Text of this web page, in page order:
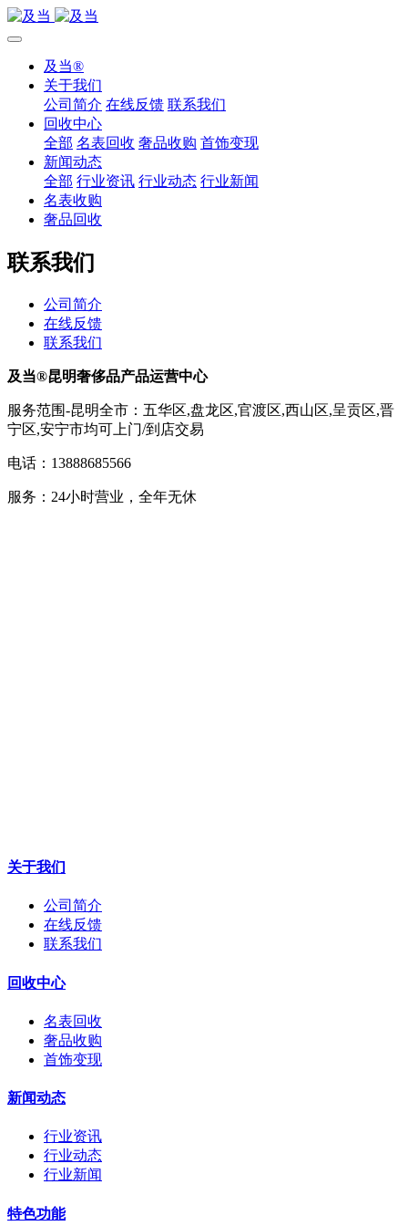
及当®
关于我们
公司简介 在线反馈 联系我们
回收中心
全部 名表回收 奢品收购 首饰变现
新闻动态
全部 行业资讯 行业动态 行业新闻
名表收购
奢品回收
联系我们
公司简介
在线反馈
联系我们
及当®昆明奢侈品产品运营中心
服务范围-昆明全市：五华区,盘龙区,官渡区,西山区,呈贡区,晋
宁区,安宁市均可上门/到店交易
电话：13888685566
服务：24小时营业，全年无休
关于我们
公司简介
在线反馈
联系我们
回收中心
名表回收
奢品收购
首饰变现
新闻动态
行业资讯
行业动态
行业新闻
特色功能